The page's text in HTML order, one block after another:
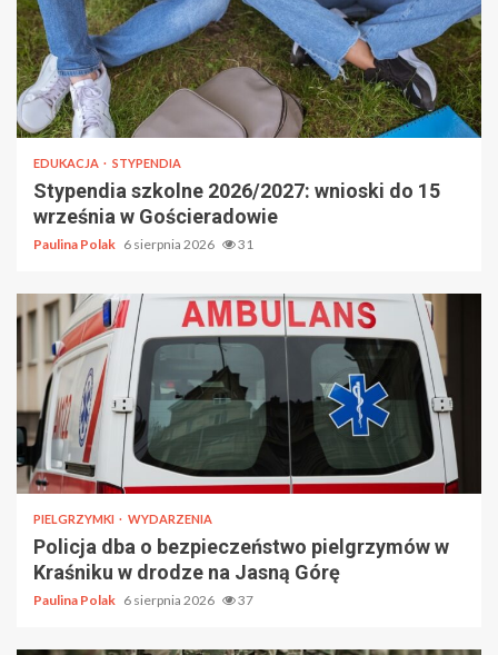
EDUKACJA STYPENDIA
Stypendia szkolne 2026/2027: wnioski do 15
września w Gościeradowie
Paulina Polak 6 sierpnia 2026 31
PIELGRZYMKI WYDARZENIA
Policja dba o bezpieczeństwo pielgrzymów w
Kraśniku w drodze na Jasną Górę
Paulina Polak 6 sierpnia 2026 37